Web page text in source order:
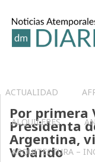
ACTUALIDAD
ALQUILERES
ARQUITECTURA –
Por primera
Presidenta
Argentina,
Volando